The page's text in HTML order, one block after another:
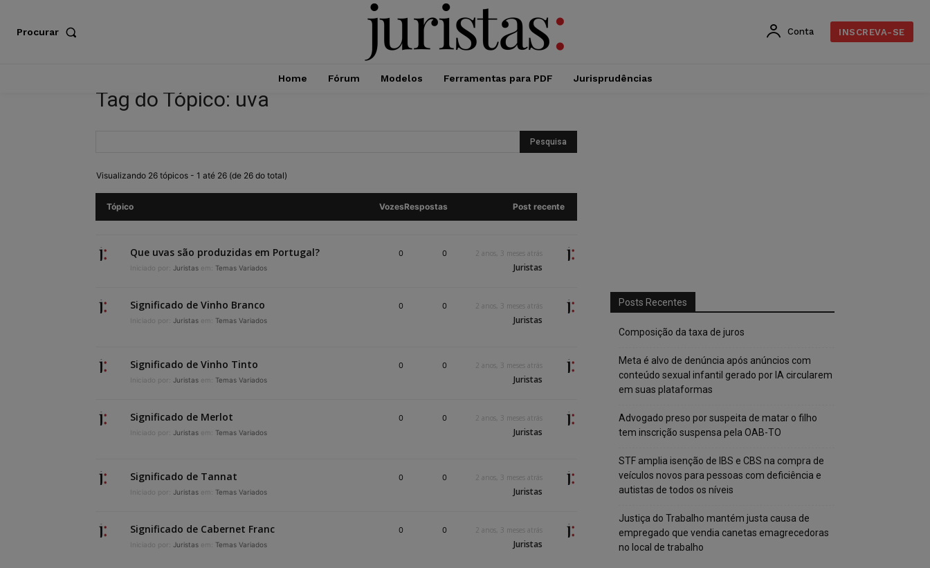
Procurar Conta INSCREVA-SE
Home Fórum Modelos Ferramentas para PDF Jurisprudências
Tag do Tópico: uva
Visualizando 26 tópicos - 1 até 26 (de 26 do total)
Tópico VozesRespostas Post recente
Que uvas são produzidas em Portugal?
Iniciado por: Juristas em: Temas Variados
0 0 2 anos, 3 meses atrás
Juristas
Significado de Vinho Branco
Iniciado por: Juristas em: Temas Variados
0 0 2 anos, 3 meses atrás
Juristas
Significado de Vinho Tinto
Iniciado por: Juristas em: Temas Variados
0 0 2 anos, 3 meses atrás
Juristas
Significado de Merlot
Iniciado por: Juristas em: Temas Variados
0 0 2 anos, 3 meses atrás
Juristas
Significado de Tannat
Iniciado por: Juristas em: Temas Variados
0 0 2 anos, 3 meses atrás
Juristas
Significado de Cabernet Franc
Iniciado por: Juristas em: Temas Variados
0 0 2 anos, 3 meses atrás
Juristas
Posts Recentes
Composição da taxa de juros
Meta é alvo de denúncia após anúncios com
conteúdo sexual infantil gerado por IA circularem
em suas plataformas
Advogado preso por suspeita de matar o filho
tem inscrição suspensa pela OAB-TO
STF amplia isenção de IBS e CBS na compra de
veículos novos para pessoas com deficiência e
autistas de todos os níveis
Justiça do Trabalho mantém justa causa de
empregado que vendia canetas emagrecedoras
no local de trabalho